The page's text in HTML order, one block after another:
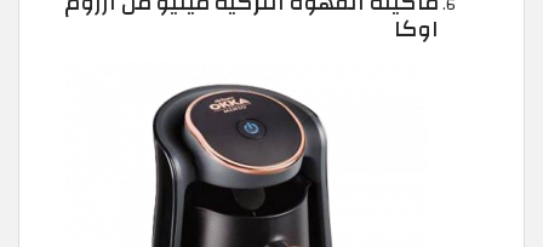
اوكا